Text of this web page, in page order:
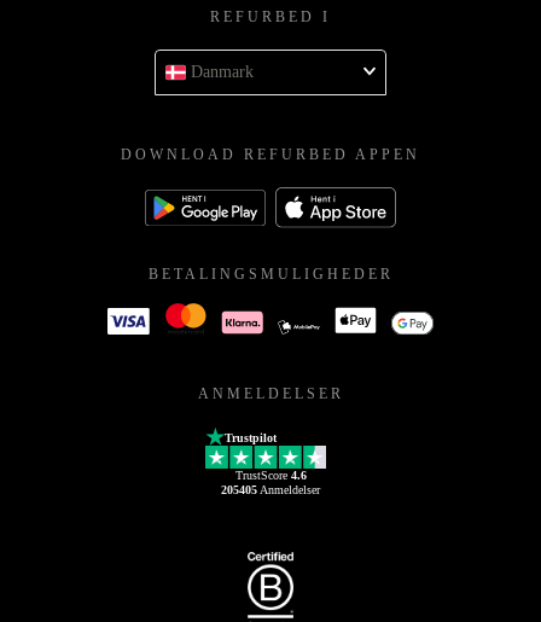
REFURBED I
Danmark
DOWNLOAD REFURBED APPEN
BETALINGSMULIGHEDER
ANMELDELSER
Trustpilot
TrustScore 4.6
205405 Anmeldelser